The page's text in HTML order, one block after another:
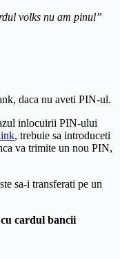
volks nu am pinul”
daca nu aveti PIN-ul.
inlocuirii PIN-ului
, trebuie sa introduceti
va trimite un nou PIN,
sa-i transferati pe un
cardul bancii